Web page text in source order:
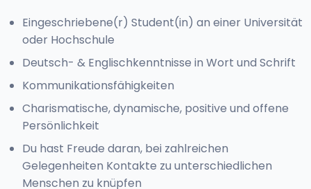
Eingeschriebene(r) Student(in) an einer Universität
oder Hochschule
Deutsch- & Englischkenntnisse in Wort und Schrift
Kommunikationsfähigkeiten
Charismatische, dynamische, positive und offene
Persönlichkeit
Du hast Freude daran, bei zahlreichen
Gelegenheiten Kontakte zu unterschiedlichen
Menschen zu knüpfen